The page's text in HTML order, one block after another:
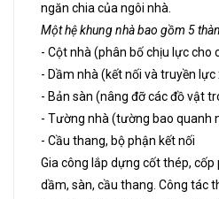
ngăn chia của ngôi nhà.
Một hệ khung nhà bao gồm 5
- Cột nhà (phân bố chịu lực cho
- Dầm nhà (kết nối và truyền
- Bản sàn (nâng đỡ các đồ vật
- Tường nhà (tường bao quanh
- Cầu thang, bộ phận kết nối
Gia công lắp dựng cốt thép, cốp
dầm, sàn, cầu thang. Công tác